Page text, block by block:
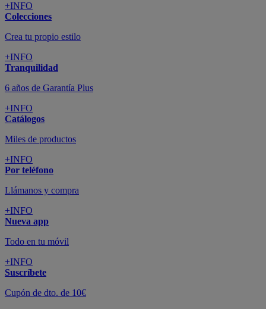
+INFO
Colecciones
Crea tu propio estilo
+INFO
Tranquilidad
6 años de Garantía Plus
+INFO
Catálogos
Miles de productos
+INFO
Por teléfono
Llámanos y compra
+INFO
Nueva app
Todo en tu móvil
+INFO
Suscríbete
Cupón de dto. de 10€